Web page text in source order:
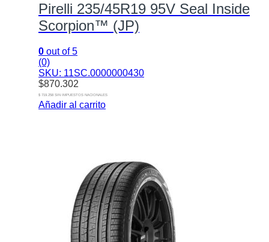
Pirelli 235/45R19 95V Seal Inside
Scorpion™ (JP)
0 out of 5
(0)
SKU: 11SC.0000000430
$870.302
$ 719.258 SIN IMPUESTOS NACIONALES
Añadir al carrito